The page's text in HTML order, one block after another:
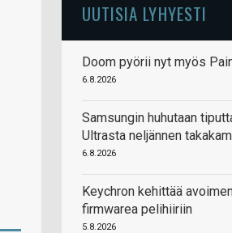
UUTISIA LYHYESTI
Doom pyörii nyt myös
6.8.2026
Samsungin huhutaan
Ultrasta neljännen
6.8.2026
Keychron kehittää
firmwarea pelihiiriin
5.8.2026